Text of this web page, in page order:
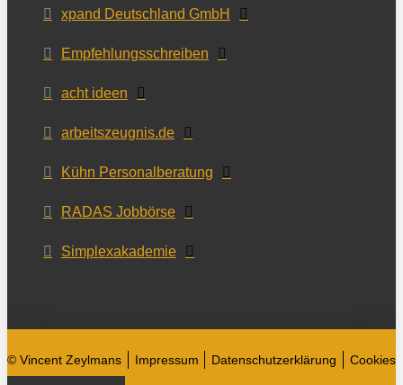
xpand Deutschland GmbH
Empfehlungsschreiben
acht ideen
arbeitszeugnis.de
Kühn Personalberatung
RADAS Jobbörse
Simplexakademie
© Vincent Zeylmans Impressum Datenschutzerklärung Cookies